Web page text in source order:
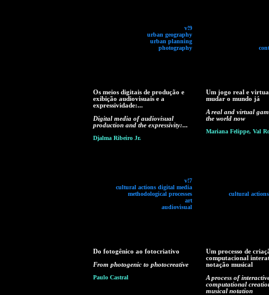
v!9
urban geography
urban planning
photography
Os meios digitais de produção e
exibição audiovisuais e a
expressividade:...
Digital media of audiovisual
production and the expressivity:...
Djalma Ribeiro Jr.
v!7
cultural actions digital media
methodological processes
art
audiovisual
Um jogo real e
mudar o mundo já
A real and virtual
the world now
Mariana Felippe, Val
cultural
Do fotogênico ao fotocriativo
From photogenic to photocreative
Paulo Castral
Um processo de
computacional
notação musical
A process of
computational
musical notation